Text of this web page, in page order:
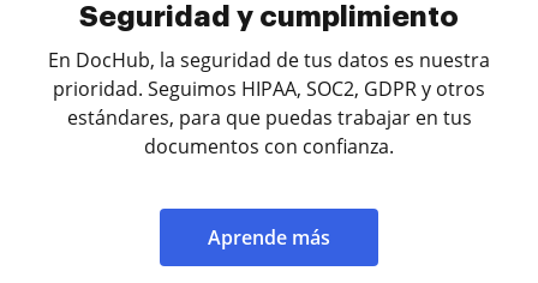
Seguridad y cumplimiento
En DocHub, la seguridad de tus datos es nuestra
prioridad. Seguimos HIPAA, SOC2, GDPR y otros
estándares, para que puedas trabajar en tus
documentos con confianza.
Aprende más